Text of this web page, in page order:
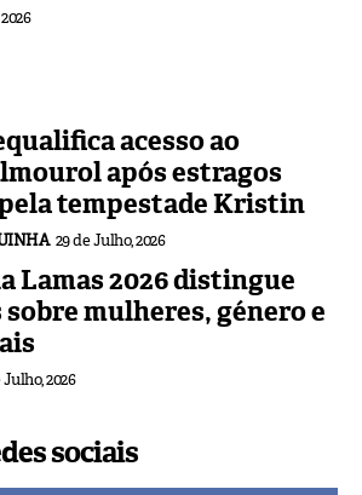
acesso ao
após estragos
tempestade Kristin
29 de Julho, 2026
Lamas 2026 distingue
mulheres, género e
Julho, 2026
sociais